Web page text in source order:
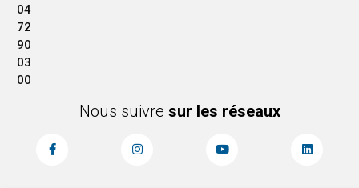
04
72
90
03
00
Nous suivre sur les réseaux